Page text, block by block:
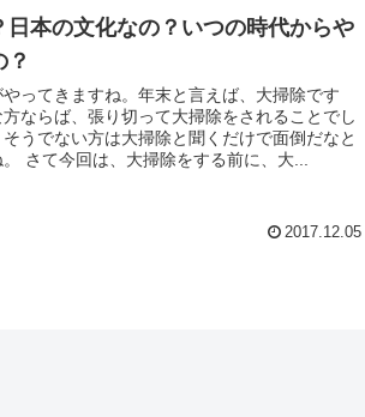
日本の文化なの？いつの時代からや
？
ってきますね。年末と言えば、大掃除です
ならば、張り切って大掃除をされることでし
うでない方は大掃除と聞くだけで面倒だなと
さて今回は、大掃除をする前に、大...
2017.12.05